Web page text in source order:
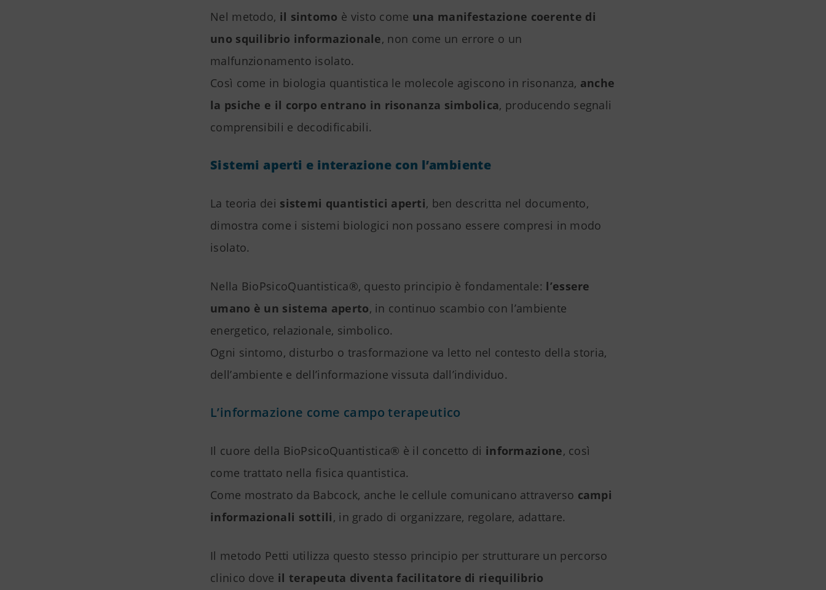
Nel metodo, il sintomo è visto come una manifestazione coerente di
uno squilibrio informazionale, non come un errore o un
malfunzionamento isolato.
Così come in biologia quantistica le molecole agiscono in risonanza, anche
la psiche e il corpo entrano in risonanza simbolica, producendo segnali
comprensibili e decodificabili.
Sistemi aperti e interazione con l’ambiente
La teoria dei sistemi quantistici aperti, ben descritta nel documento,
dimostra come i sistemi biologici non possano essere compresi in modo
isolato.
Nella BioPsicoQuantistica®, questo principio è fondamentale: l’essere
umano è un sistema aperto, in continuo scambio con l’ambiente
energetico, relazionale, simbolico.
Ogni sintomo, disturbo o trasformazione va letto nel contesto della storia,
dell’ambiente e dell’informazione vissuta dall’individuo.
L’informazione come campo terapeutico
Il cuore della BioPsicoQuantistica® è il concetto di informazione, così
come trattato nella fisica quantistica.
Come mostrato da Babcock, anche le cellule comunicano attraverso campi
informazionali sottili, in grado di organizzare, regolare, adattare.
Il metodo Petti utilizza questo stesso principio per strutturare un percorso
clinico dove il terapeuta diventa facilitatore di riequilibrio